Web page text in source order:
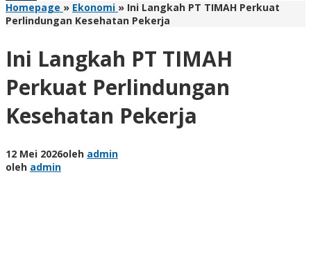
Homepage » Ekonomi » Ini Langkah PT TIMAH Perkuat
Perlindungan Kesehatan Pekerja
Ini Langkah PT TIMAH
Perkuat Perlindungan
Kesehatan Pekerja
12 Mei 2026oleh admin
oleh admin